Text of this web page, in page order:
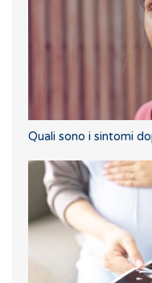
Quali sono i sintomi